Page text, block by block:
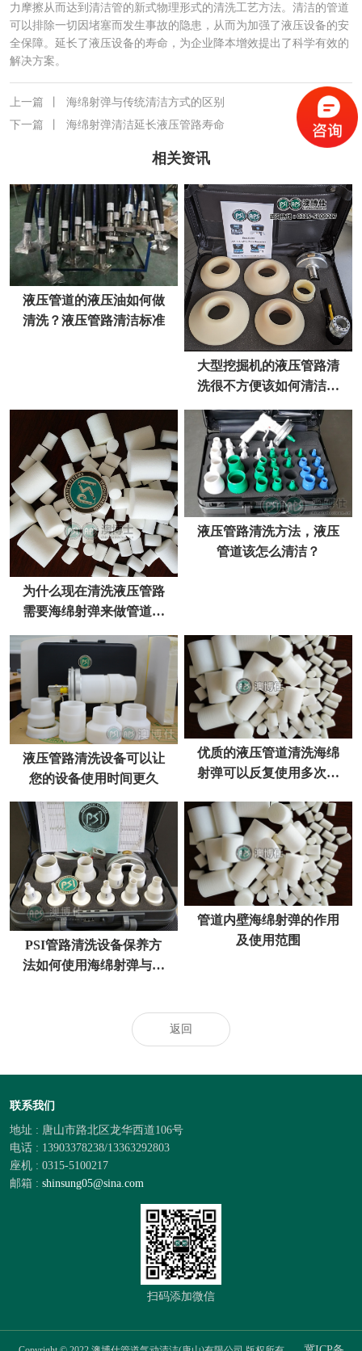
力摩擦从而达到清洁管的新式物理形式的清洗工艺方法。清洁的管道
可以排除一切因堵塞而发生事故的隐患，从而为加强了液压设备的安
全保障。延长了液压设备的寿命，为企业降本增效提出了科学有效的
解决方案。
上一篇
海绵射弹与传统清洁方式的区别
下一篇
海绵射弹清洁延长液压管路寿命
相关资讯
液压管道的液压油如何做
清洗？液压管路清洁标准
大型挖掘机的液压管路清
洗很不方便该如何清洁管
道？
为什么现在清洗液压管路
需要海绵射弹来做管道清
液压管路清洗方法，液压
管道该怎么清洁？
液压管路清洗设备可以让
您的设备使用时间更久
优质的液压管道清洗海绵
射弹可以反复使用多次你
PSI管路清洗设备保养方
法如何使用海绵射弹与设
管道内壁海绵射弹的作用
及使用范围
返回
联系我们
地址 : 唐山市路北区龙华西道106号
电话 : 13903378238/13363292803
座机 : 0315-5100217
邮箱 : shinsung05@sina.com
扫码添加微信